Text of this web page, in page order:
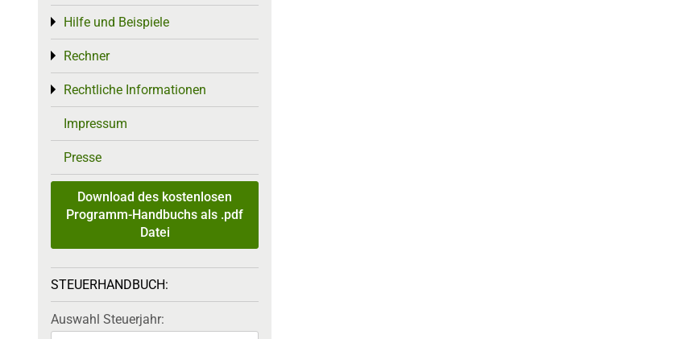
Hilfe und Beispiele
Toggle menu
Rechner
Toggle menu
Rechtliche Informationen
Toggle menu
Impressum
Presse
Download des kostenlosen
Programm-Handbuchs als .pdf
Datei
STEUERHANDBUCH:
Auswahl Steuerjahr: